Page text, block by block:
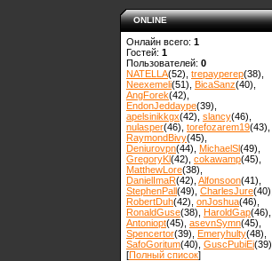
ONLINE
Онлайн всего: 1
Гостей: 1
Пользователей: 0
NATELLA(52) trepayperep(38)
Neexemeli(51) BicaSanz(40)
AngForek(42)
EndonJeddaype(39)
apelsinikkgx(42) slancy(46)
nulasper(46) torefozarem19(43)
RaymondBivy(45)
Deniurovpn(44) MichaelSl(49)
GregoryKl(42) cokawamp(45)
MatthewLore(38)
DanielImaR(42) Alfonsoon(41)
StephenPall(49) CharlesJure(40)
RobertDuh(42) onJoshua(46)
RonaldGuse(38) HaroldGap(46)
Antoniopt(45) asevnSymn(45)
Spencertor(39) Emeryhulty(48)
SafoGoritum(40) GuscPubiEi(39)
[Полный список]